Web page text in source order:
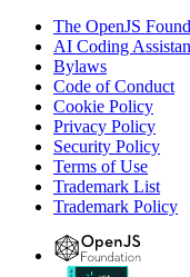
The OpenJS
AI Coding
Bylaws
Code of Conduct
Cookie Policy
Privacy Policy
Security Policy
Terms of Use
Trademark List
Trademark Policy